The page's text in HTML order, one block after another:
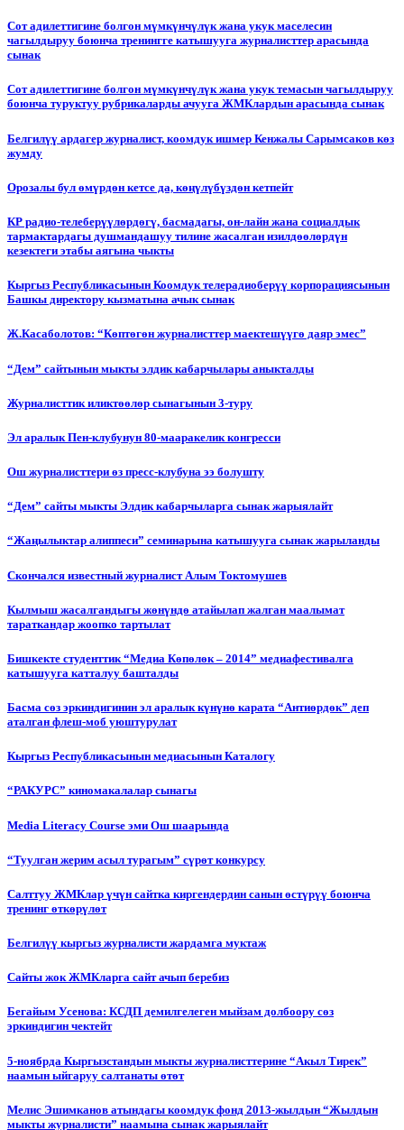
Сот адилеттигине болгон мүмкүнчүлүк жана укук маселесин
чагылдыруу боюнча тренингге катышууга журналисттер арасында
сынак
Сот адилеттигине болгон мүмкүнчүлүк жана укук темасын чагылдыруу
боюнча туруктуу рубрикаларды ачууга ЖМКлардын арасында сынак
Белгилүү ардагер журналист, коомдук ишмер Кенжалы Сарымсаков көз
жумду
Орозалы бул өмүрдөн кетсе да, көңүлүбүздөн кетпейт
КР радио-телеберүүлөрдөгү, басмадагы, он-лайн жана социалдык
тармактардагы душмандашуу тилине жасалган изилдөөлөрдүн
кезектеги этабы аягына чыкты
Кыргыз Республикасынын Коомдук телерадиоберүү корпорациясынын
Башкы директору кызматына ачык сынак
Ж.Касаболотов: “Көптөгөн журналисттер маектешүүгө даяр эмес”
“Дем” сайтынын мыкты элдик кабарчылары аныкталды
Журналисттик иликтөөлөр сынагынын 3-туру
Эл аралык Пен-клубунун 80-мааракелик конгресси
Ош журналисттери өз пресс-клубуна ээ болушту
“Дем” сайты мыкты Элдик кабарчыларга сынак жарыялайт
“Жаңылыктар алиппеси” семинарына катышууга сынак жарыланды
Cкончался известный журналист Алым Токтомушев
Кылмыш жасалгандыгы жөнүндө атайылап жалган маалымат
тараткандар жоопко тартылат
Бишкекте студенттик “Медиа Көпөлөк – 2014” медиафестивалга
катышууга катталуу башталды
Басма сөз эркиндигинин эл аралык күнүнө карата “Антиөрдөк” деп
аталган флеш-моб уюштурулат
Кыргыз Республикасынын медиасынын Каталогу
“РАКУРС” киномакалалар сынагы
Media Literacy Сourse эми Ош шаарында
“Туулган жерим асыл турагым” сүрөт конкурсу
Салттуу ЖМКлар үчүн сайтка киргендердин санын өстүрүү боюнча
тренинг өткөрүлөт
Белгилүү кыргыз журналисти жардамга муктаж
Сайты жок ЖМКларга сайт ачып беребиз
Бегайым Усенова: КСДП демилгелеген мыйзам долбоору сөз
эркиндигин чектейт
5-ноябрда Кыргызстандын мыкты журналисттерине “Акыл Тирек”
наамын ыйгаруу салтанаты өтөт
Мелис Эшимканов атындагы коомдук фонд 2013-жылдын “Жылдын
мыкты журналисти” наамына сынак жарыялайт